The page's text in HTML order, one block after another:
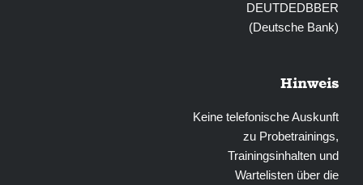
DEUTDEDBBER
(Deutsche Bank)
Hinweis
Keine telefonische Auskunft
zu Probetrainings,
Trainingsinhalten und
Wartelisten über die